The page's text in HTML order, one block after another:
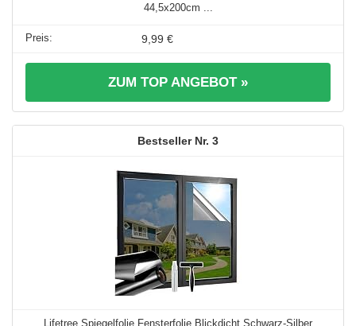
44,5x200cm ...
9,99 €
ZUM TOP ANGEBOT »
3
Lifetree Spiegelfolie Fensterfolie Blickdicht Schwarz-Silber